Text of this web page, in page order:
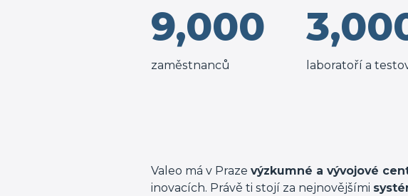
9,000
zaměstnanců laboratoří a
Valeo má v Praze výzkumné a vývojové
inovacích. Právě ti stojí za nejnovějšími